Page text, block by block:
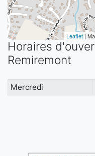
Leaflet |
Horaires
Remiremont
Mercredi